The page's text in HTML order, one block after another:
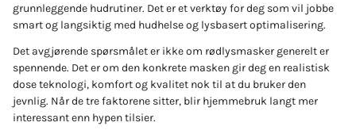
grunnleggende hudrutiner. Det er et verktøy for deg som vil jobbe
smart og langsiktig med hudhelse og lysbasert optimalisering.
Det avgjørende spørsmålet er ikke om rødlysmasker generelt er
spennende. Det er om den konkrete masken gir deg en realistisk
dose teknologi, komfort og kvalitet nok til at du bruker den
jevnlig. Når de tre faktorene sitter, blir hjemmebruk langt mer
interessant enn hypen tilsier.